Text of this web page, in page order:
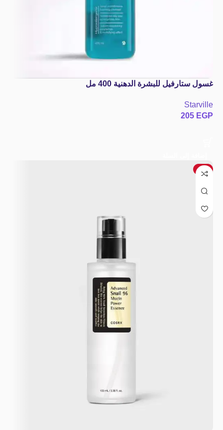
غسول ستارفيل للبشرة الدهنية 400 مل
Starville
205 EGP